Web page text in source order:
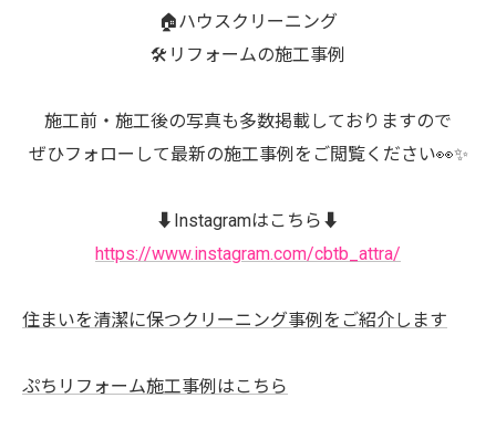
🏠ハウスクリーニング
🛠️リフォームの施工事例
施工前・施工後の写真も多数掲載しておりますので
ぜひフォローして最新の施工事例をご閲覧ください👀✨
⬇️Instagramはこちら⬇️
https://www.instagram.com/cbtb_attra/
住まいを清潔に保つクリーニング事例をご紹介します
ぷちリフォーム施工事例はこちら